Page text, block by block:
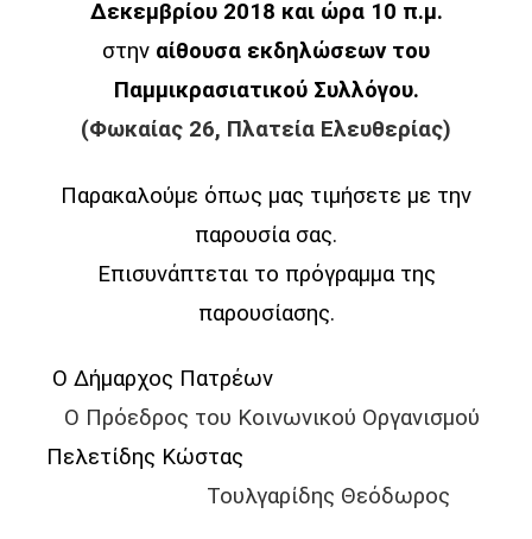
Δεκεμβρίου 2018 και ώρα 10 π.μ.
στην αίθουσα εκδηλώσεων του
Παμμικρασιατικού Συλλόγου.
(Φωκαίας 26, Πλατεία Ελευθερίας)
Παρακαλούμε όπως μας τιμήσετε με την
παρουσία σας.
Επισυνάπτεται το πρόγραμμα της
παρουσίασης.
Ο Δήμαρχος Πατρέων
Ο Πρόεδρος του Κοινωνικού Οργανισμού
Πελετίδης Κώστας
Τουλγαρίδης Θεόδωρος